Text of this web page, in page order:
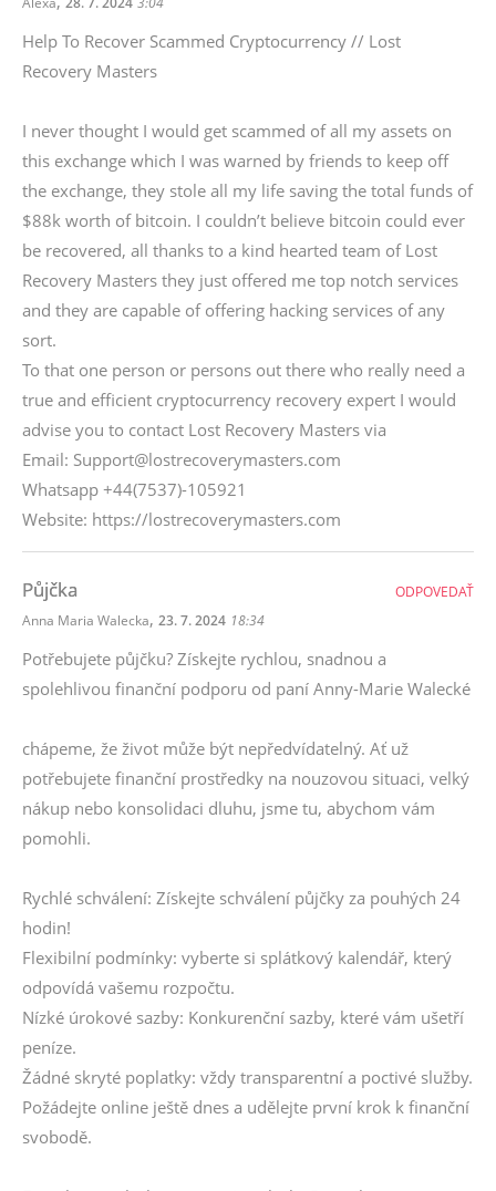
Help To Recover Scammed Cryptocurrency // Lost
Recovery Masters
I never thought I would get scammed of all my assets on
this exchange which I was warned by friends to keep off
the exchange, they stole all my life saving the total funds of
$88k worth of bitcoin. I couldn’t believe bitcoin could ever
be recovered, all thanks to a kind hearted team of Lost
Recovery Masters they just offered me top notch services
and they are capable of offering hacking services of any
sort.
To that one person or persons out there who really need a
true and efficient cryptocurrency recovery expert I would
advise you to contact Lost Recovery Masters via
Email: Support@lostrecoverymasters.com
Whatsapp +44(7537)-105921
Website: https://lostrecoverymasters.com
Půjčka
Anna Maria Walecka, 23. 7. 2024 18:34
Potřebujete půjčku? Získejte rychlou, snadnou a
spolehlivou finanční podporu od paní Anny-Marie Walecké
chápeme, že život může být nepředvídatelný. Ať už
potřebujete finanční prostředky na nouzovou situaci, velký
nákup nebo konsolidaci dluhu, jsme tu, abychom vám
pomohli.
Rychlé schválení: Získejte schválení půjčky za pouhých 24
hodin!
Flexibilní podmínky: vyberte si splátkový kalendář, který
odpovídá vašemu rozpočtu.
Nízké úrokové sazby: Konkurenční sazby, které vám ušetří
peníze.
Žádné skryté poplatky: vždy transparentní a poctivé služby.
Požádejte online ještě dnes a udělejte první krok k finanční
svobodě.
ODPOVEDAŤ